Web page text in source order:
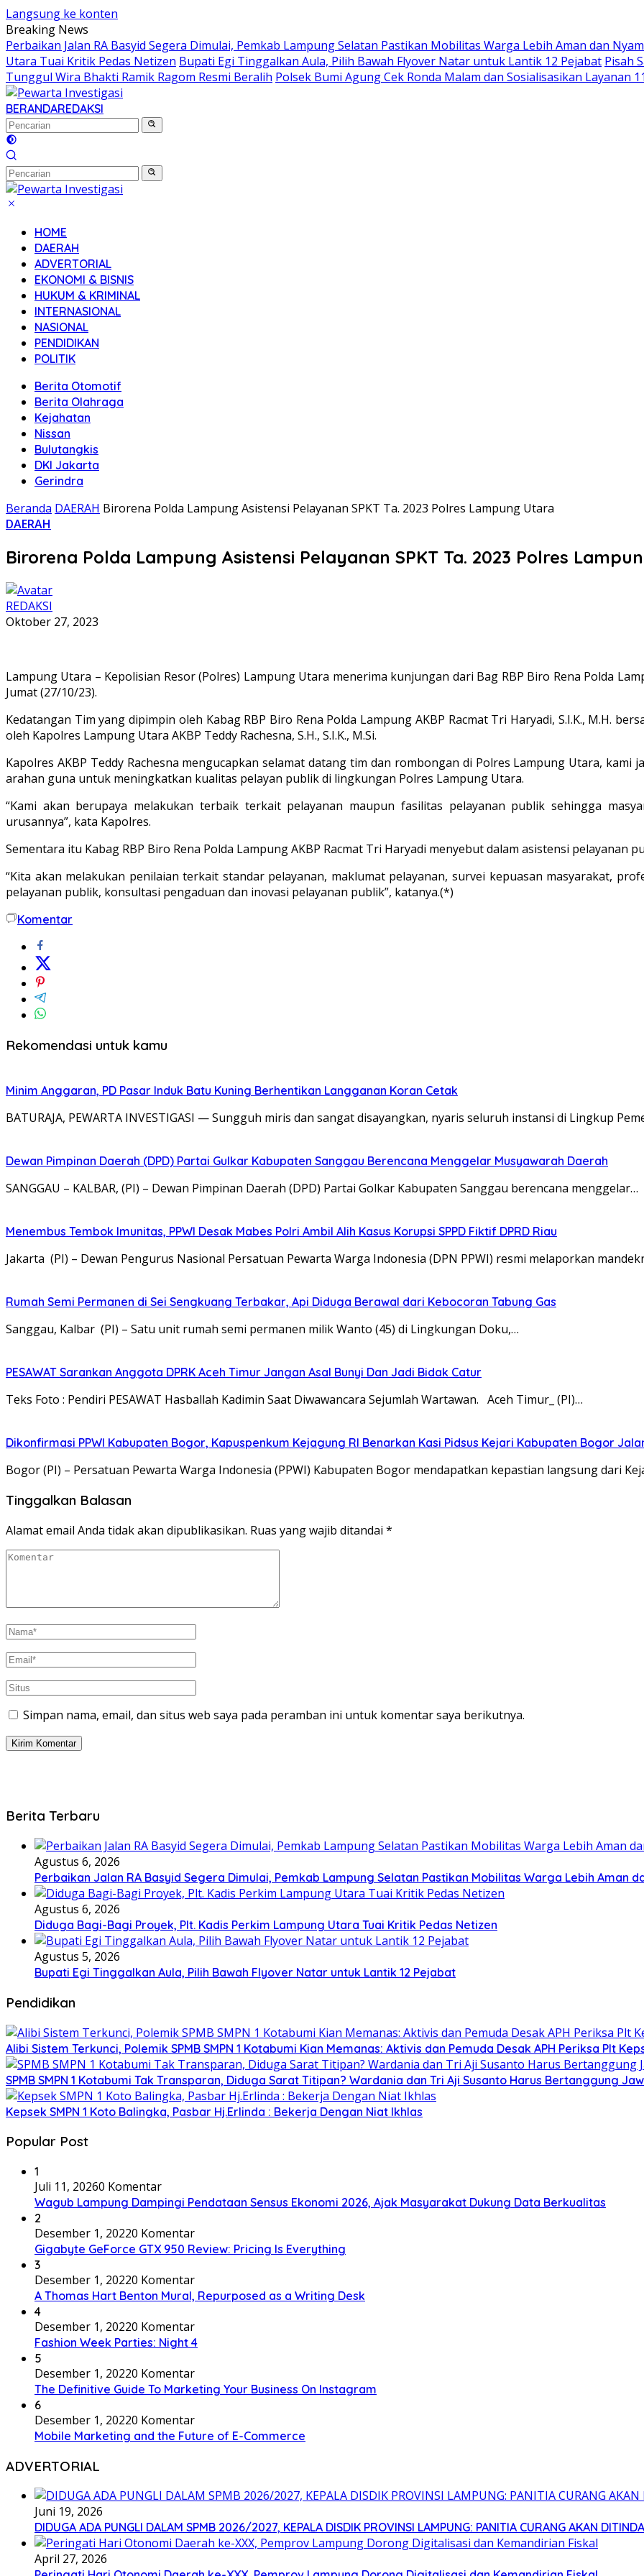
Langsung ke konten
Breaking News
Perbaikan Jalan RA Basyid Segera Dimulai, Pemkab Lampung Selatan Pastikan Mobilitas Warga Lebih Aman dan
Utara Tuai Kritik Pedas Netizen Bupati Egi Tinggalkan Aula, Pilih Bawah Flyover Natar untuk Lantik 12 Pejabat Pisah
Tunggul Wira Bhakti Ramik Ragom Resmi Beralih Polsek Bumi Agung Cek Ronda Malam dan Sosialisasikan Layanan
BERANDAREDAKSI
HOME
DAERAH
ADVERTORIAL
EKONOMI & BISNIS
HUKUM & KRIMINAL
INTERNASIONAL
NASIONAL
PENDIDIKAN
POLITIK
Berita Otomotif
Berita Olahraga
Kejahatan
Nissan
Bulutangkis
DKI Jakarta
Gerindra
Beranda DAERAH Birorena Polda Lampung Asistensi Pelayanan SPKT Ta. 2023 Polres Lampung Utara
DAERAH
Birorena Polda Lampung Asistensi Pelayanan SPKT Ta. 2023 Polres
REDAKSI
Oktober 27, 2023
Lampung Utara – Kepolisian Resor (Polres) Lampung Utara menerima kunjungan dari Bag RBP Biro Rena Polda
Jumat (27/10/23).
Kedatangan Tim yang dipimpin oleh Kabag RBP Biro Rena Polda Lampung AKBP Racmat Tri Haryadi, S.I.K., M.H.
oleh Kapolres Lampung Utara AKBP Teddy Rachesna, S.H., S.I.K., M.Si.
Kapolres AKBP Teddy Rachesna mengucapkan selamat datang tim dan rombongan di Polres Lampung Utara,
arahan guna untuk meningkatkan kualitas pelayan publik di lingkungan Polres Lampung Utara.
“Kami akan berupaya melakukan terbaik terkait pelayanan maupun fasilitas pelayanan publik sehingga
urusannya”, kata Kapolres.
Sementara itu Kabag RBP Biro Rena Polda Lampung AKBP Racmat Tri Haryadi menyebut dalam asistensi pelayanan
“Kita akan melakukan penilaian terkait standar pelayanan, maklumat pelayanan, survei kepuasan masyarakat,
pelayanan publik, konsultasi pengaduan dan inovasi pelayanan publik”, katanya.(*)
Komentar
Rekomendasi untuk kamu
Minim Anggaran, PD Pasar Induk Batu Kuning Berhentikan Langganan Koran Cetak
BATURAJA, PEWARTA INVESTIGASI — Sungguh miris dan sangat disayangkan, nyaris seluruh instansi di Lingkup
Dewan Pimpinan Daerah (DPD) Partai Gulkar Kabupaten Sanggau Berencana Menggelar Musyawarah Daerah
SANGGAU – KALBAR, (PI) – Dewan Pimpinan Daerah (DPD) Partai Golkar Kabupaten Sanggau berencana menggelar…
Menembus Tembok Imunitas, PPWI Desak Mabes Polri Ambil Alih Kasus Korupsi SPPD Fiktif DPRD Riau
Jakarta (PI) – Dewan Pengurus Nasional Persatuan Pewarta Warga Indonesia (DPN PPWI) resmi melaporkan
Rumah Semi Permanen di Sei Sengkuang Terbakar, Api Diduga Berawal dari Kebocoran Tabung Gas
Sanggau, Kalbar (PI) – Satu unit rumah semi permanen milik Wanto (45) di Lingkungan Doku,…
PESAWAT Sarankan Anggota DPRK Aceh Timur Jangan Asal Bunyi Dan Jadi Bidak Catur
Teks Foto : Pendiri PESAWAT Hasballah Kadimin Saat Diwawancara Sejumlah Wartawan. Aceh Timur_ (PI)…
Dikonfirmasi PPWI Kabupaten Bogor, Kapuspenkum Kejagung RI Benarkan Kasi Pidsus Kejari Kabupaten Bogor
Bogor (PI) – Persatuan Pewarta Warga Indonesia (PPWI) Kabupaten Bogor mendapatkan kepastian langsung dari
Tinggalkan Balasan
Alamat email Anda tidak akan dipublikasikan. Ruas yang wajib ditandai *
Simpan nama, email, dan situs web saya pada peramban ini untuk komentar saya berikutnya.
Berita Terbaru
Agustus 6, 2026
Perbaikan Jalan RA Basyid Segera Dimulai, Pemkab Lampung Selatan Pastikan Mobilitas Warga Lebih Aman
Agustus 6, 2026
Diduga Bagi-Bagi Proyek, Plt. Kadis Perkim Lampung Utara Tuai Kritik Pedas Netizen
Agustus 5, 2026
Bupati Egi Tinggalkan Aula, Pilih Bawah Flyover Natar untuk Lantik 12 Pejabat
Pendidikan
Alibi Sistem Terkunci, Polemik SPMB SMPN 1 Kotabumi Kian Memanas: Aktivis dan Pemuda Desak APH Periksa Plt
SPMB SMPN 1 Kotabumi Tak Transparan, Diduga Sarat Titipan? Wardania dan Tri Aji Susanto Harus Bertanggung
Kepsek SMPN 1 Koto Balingka, Pasbar Hj.Erlinda : Bekerja Dengan Niat Ikhlas
Popular Post
1
Juli 11, 20260 Komentar
Wagub Lampung Dampingi Pendataan Sensus Ekonomi 2026, Ajak Masyarakat Dukung Data Berkualitas
2
Desember 1, 20220 Komentar
Gigabyte GeForce GTX 950 Review: Pricing Is Everything
3
Desember 1, 20220 Komentar
A Thomas Hart Benton Mural, Repurposed as a Writing Desk
4
Desember 1, 20220 Komentar
Fashion Week Parties: Night 4
5
Desember 1, 20220 Komentar
The Definitive Guide To Marketing Your Business On Instagram
6
Desember 1, 20220 Komentar
Mobile Marketing and the Future of E-Commerce
ADVERTORIAL
Juni 19, 2026
DIDUGA ADA PUNGLI DALAM SPMB 2026/2027, KEPALA DISDIK PROVINSI LAMPUNG: PANITIA CURANG AKAN
April 27, 2026